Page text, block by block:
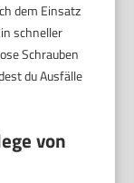
dem Einsatz
schneller
Schrauben
du Ausfälle
von